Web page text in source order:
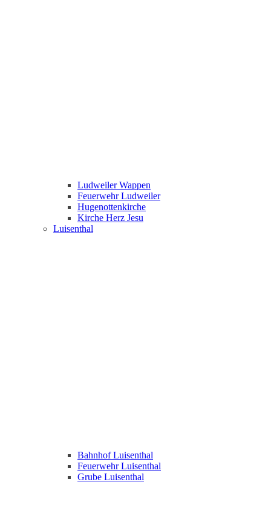
Ludweiler Wappen
Feuerwehr Ludweiler
Hugenottenkirche
Kirche Herz Jesu
Luisenthal
Bahnhof Luisenthal
Feuerwehr Luisenthal
Grube Luisenthal